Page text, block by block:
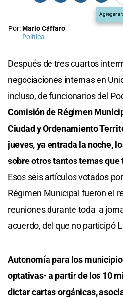
Agregar a
Por:Mario Cáffaro
Política.
Después de tres cuartos
negociaciones internas en
incluso, de funcionarios del
Comisión de Régimen
Ciudad y Ordenamiento
jueves, ya entrada la noche,
sobre otros tantos temas que
Esos seis artículos votados
Régimen Municipal fueron el
reuniones durante toda la
acuerdo, del que no participó
Autonomía para los
optativas- a partir de los 10
dictar cartas orgánicas,